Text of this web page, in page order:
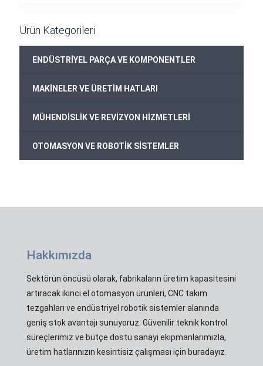
Ürün Kategorileri
ENDÜSTRİYEL PARÇA VE KOMPONENTLER
MAKİNELER VE ÜRETİM HATLARI
MÜHENDİSLİK VE REVİZYON HİZMETLERİ
OTOMASYON VE ROBOTİK SİSTEMLER
Hakkımızda
Sektörün öncüsü olarak, fabrikaların üretim kapasitesini
artıracak ikinci el otomasyon ürünleri, CNC takım
tezgahları ve endüstriyel robotik sistemler alanında
geniş stok avantajı sunuyoruz. Güvenilir teknik kontrol
süreçlerimiz ve bütçe dostu sanayi ekipmanlarımızla,
üretim hatlarınızın kesintisiz çalışması için buradayız.